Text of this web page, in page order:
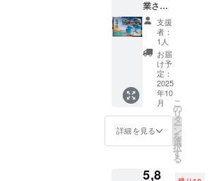
活動レ
ポート
にその
まま掲
載させ
ていた
だきま
す。
（機種
依存文
序良俗
に反す
【リ
ク可能
さい 活
動レ
ポート
及び私
のブロ
グに、
ご支援
いただ
いたあ
なたの
お名前
を記載
・活動
業さん
の協力
を得て
実現し
ました
コラボ
作品で
す ひと
つひと
つ手書
きで描
かれた
沖縄の
海と波
ン世界
支援
者：
1人
お届
け予
定：
2025
年10
月
詳細を見る
こ
の
リ
タ
ー
ン
を
選
択
す
る
5,8